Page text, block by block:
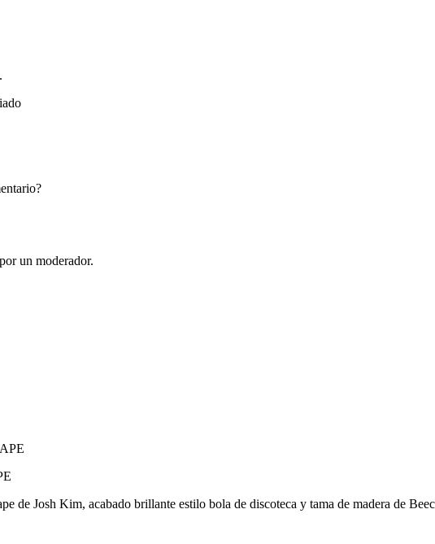
un moderador.
de Josh Kim, acabado brillante estilo bola de discoteca y tama de madera de